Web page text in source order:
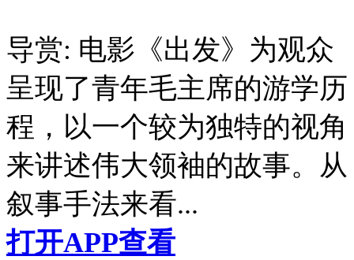
导赏: 电影《出发》为观众
呈现了青年毛主席的游学历
程，以一个较为独特的视角
来讲述伟大领袖的故事。从
叙事手法来看...
打开APP查看